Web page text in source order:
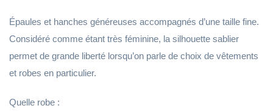
Épaules et hanches généreuses accompagnés d’une taille fine.
Considéré comme étant très féminine, la silhouette sablier
permet de grande liberté lorsqu’on parle de choix de vêtements
et robes en particulier.
Quelle robe :